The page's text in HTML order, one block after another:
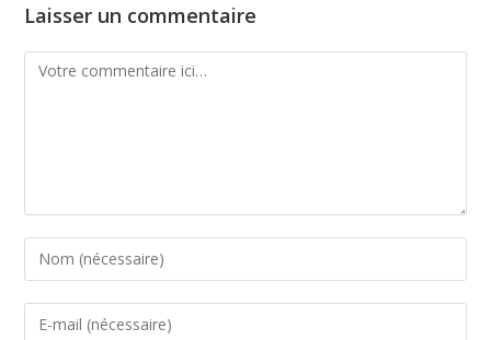
Laisser un commentaire
Comment
Enter
your
name
Enter